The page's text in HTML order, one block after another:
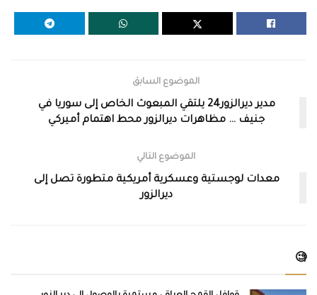
الموضوع السابق
مدير ديرالزور24 يلتقي المبعوث الخاص إلى سوريا في
جنيف … مظاهرات ديرالزور محط اهتمام أميركي
الموضوع التالي
معدات لوجستية وعسكرية أمريكية متطورة تصل إلى
ديرالزور
🧐